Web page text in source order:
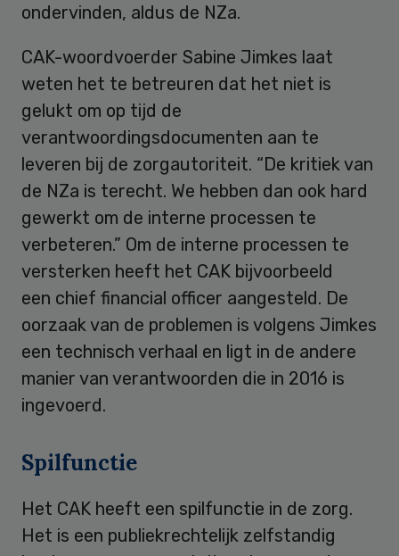
ondervinden, aldus de NZa.
CAK-woordvoerder Sabine Jimkes laat
weten het te betreuren dat het niet is
gelukt om op tijd de
verantwoordingsdocumenten aan te
leveren bij de zorgautoriteit. “De kritiek van
de NZa is terecht. We hebben dan ook hard
gewerkt om de interne processen te
verbeteren.” Om de interne processen te
versterken heeft het CAK bijvoorbeeld
een chief financial officer aangesteld. De
oorzaak van de problemen is volgens Jimkes
een technisch verhaal en ligt in de andere
manier van verantwoorden die in 2016 is
ingevoerd.
Spilfunctie
Het CAK heeft een spilfunctie in de zorg.
Het is een publiekrechtelijk zelfstandig